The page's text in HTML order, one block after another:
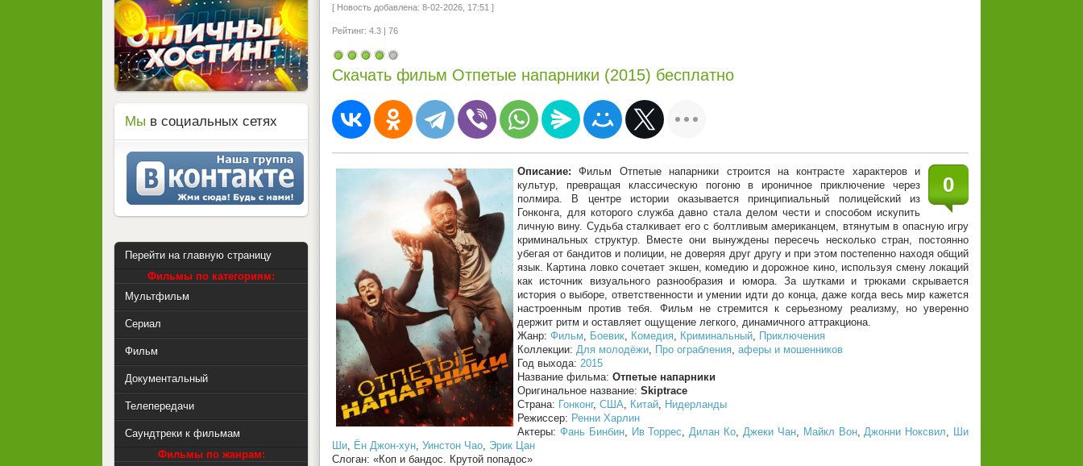
[ Новость добавлена: 8-02-2026, 17:51 ]
Рейтинг: 4.3 | 76
Скачать фильм Отпетые напарники (2015) бесплатно
0
Описание: Фильм Отпетые напарники строится на контрасте характеров и
культур, превращая классическую погоню в ироничное приключение через
полмира. В центре истории оказывается принципиальный полицейский из
Гонконга, для которого служба давно стала делом чести и способом искупить
личную вину. Судьба сталкивает его с болтливым американцем, втянутым в опасную игру
криминальных структур. Вместе они вынуждены пересечь несколько стран, постоянно
убегая от бандитов и полиции, не доверяя друг другу и при этом постепенно находя общий
язык. Картина ловко сочетает экшен, комедию и дорожное кино, используя смену локаций
как источник визуального разнообразия и юмора. За шутками и трюками скрывается
история о выборе, ответственности и умении идти до конца, даже когда весь мир кажется
настроенным против тебя. Фильм не стремится к серьезному реализму, но уверенно
держит ритм и оставляет ощущение легкого, динамичного аттракциона.
Жанр: Фильм, Боевик, Комедия, Криминальный, Приключения
Коллекции: Для молодёжи, Про ограбления, аферы и мошенников
Год выхода: 2015
Название фильма: Отпетые напарники
Оригинальное название: Skiptrace
Страна: Гонконг, США, Китай, Нидерланды
Режиссер: Ренни Харлин
Актеры: Фань Бинбин, Ив Торрес,Дилан Ко,Джеки Чан, Майкл Вон,Джонни Ноксвил, Ши
Ши, Ён Джон-хун, Уинстон Чао, Эрик Цан
Слоган: «Коп и бандос. Крутой попадос»
Мы в социальных сетях
Перейти на главную страницу
Фильмы по категориям:
Мультфильм
Сериал
Фильм
Документальный
Телепередачи
Саундтреки к фильмам
Фильмы по жанрам: